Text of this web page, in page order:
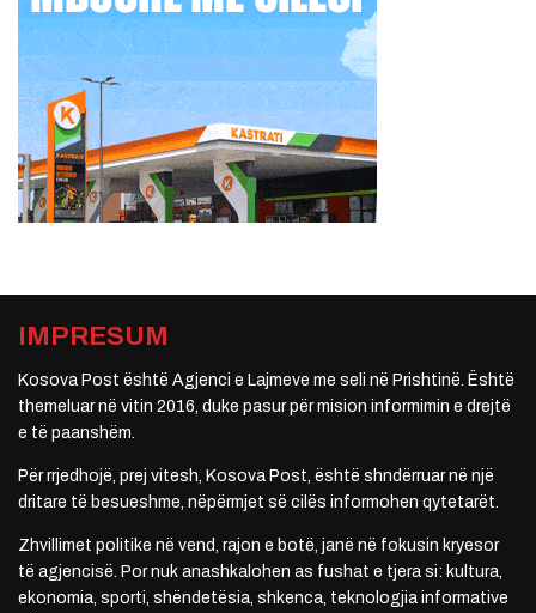
IMPRESUM
Kosova Post është Agjenci e Lajmeve me seli në Prishtinë. Është
themeluar në vitin 2016, duke pasur për mision informimin e drejtë
e të paanshëm.
Për rrjedhojë, prej vitesh, Kosova Post, është shndërruar në një
dritare të besueshme, nëpërmjet së cilës informohen qytetarët.
Zhvillimet politike në vend, rajon e botë, janë në fokusin kryesor
të agjencisë. Por nuk anashkalohen as fushat e tjera si: kultura,
ekonomia, sporti, shëndetësia, shkenca, teknologjia informative